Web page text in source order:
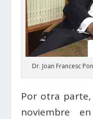
Dr. Joan Francesc
Por otra parte,
noviembre